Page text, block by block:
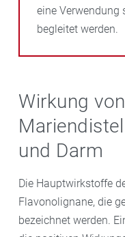
eine Verwendung
begleitet werden.
Wirkung
und Darm
Die Hauptwirkstoffe
Flavonolignane, die
bezeichnet werden.